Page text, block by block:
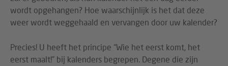
wordt opgehangen? Hoe waarschijnlijk is het dat deze
weer wordt weggehaald en vervangen door uw kalender?
Precies! U heeft het principe “Wie het eerst komt, het
eerst maalt!” bij kalenders begrepen. Degene die zijn